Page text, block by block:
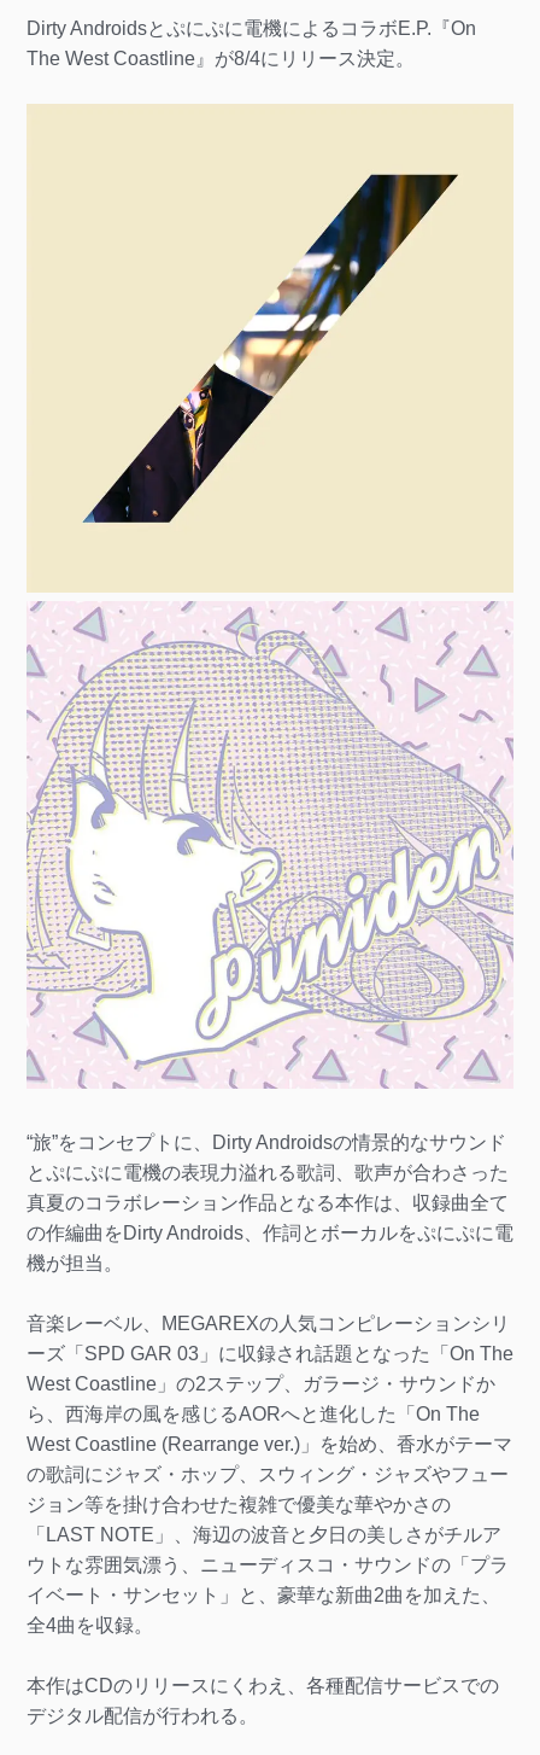
Dirty Androidsとぷにぷに電機によるコラボE.P.『On
The West Coastline』が8/4にリリース決定。
“旅”をコンセプトに、Dirty Androidsの情景的なサウンド
とぷにぷに電機の表現力溢れる歌詞、歌声が合わさった
真夏のコラボレーション作品となる本作は、収録曲全て
の作編曲をDirty Androids、作詞とボーカルをぷにぷに電
機が担当。
音楽レーベル、MEGAREXの人気コンピレーションシリ
ーズ「SPD GAR 03」に収録され話題となった「On The
West Coastline」の2ステップ、ガラージ・サウンドか
ら、西海岸の風を感じるAORへと進化した「On The
West Coastline (Rearrange ver.)」を始め、香水がテーマ
の歌詞にジャズ・ホップ、スウィング・ジャズやフュー
ジョン等を掛け合わせた複雑で優美な華やかさの
「LAST NOTE」、海辺の波音と夕日の美しさがチルア
ウトな雰囲気漂う、ニューディスコ・サウンドの「プラ
イベート・サンセット」と、豪華な新曲2曲を加えた、
全4曲を収録。
本作はCDのリリースにくわえ、各種配信サービスでの
デジタル配信が行われる。